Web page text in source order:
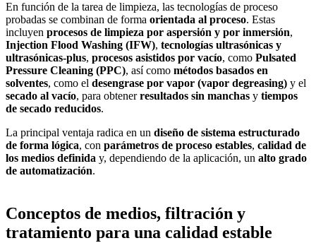
En función de la tarea de limpieza, las tecnologías de proceso
probadas se combinan de forma orientada al proceso. Estas
incluyen procesos de limpieza por aspersión y por inmersión,
Injection Flood Washing (IFW), tecnologías ultrasónicas y
ultrasónicas‑plus, procesos asistidos por vacío, como Pulsated
Pressure Cleaning (PPC), así como métodos basados en
solventes, como el desengrase por vapor (vapor degreasing) y el
secado al vacío, para obtenerresultados sin manchas y tiempos
de secado reducidos.
La principal ventaja radica en un diseño de sistema estructurado
de forma lógica, con parámetros de proceso estables, calidad de
los medios definida y, dependiendo de la aplicación, un alto grado
de automatización.
Conceptos de medios, filtración y
tratamiento para una calidad estable